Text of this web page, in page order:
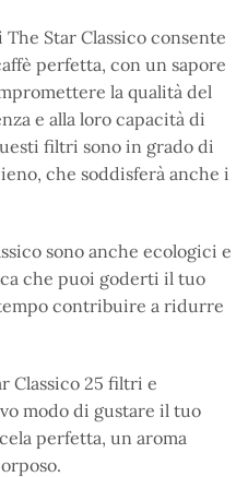
Star Classico consente
perfetta, con un sapore
la qualità del
e alla loro capacità di
filtri sono in grado di
che soddisferà anche i
sono anche ecologici e
che puoi goderti il tuo
contribuire a ridurre
Classico 25 filtri e
modo di gustare il tuo
perfetta, un aroma